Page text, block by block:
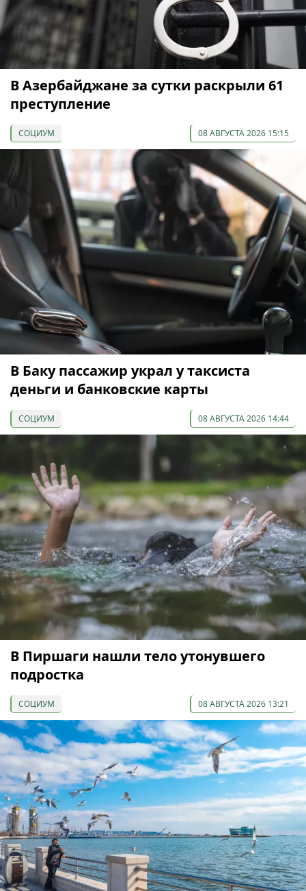
В Азербайджане за сутки раскрыли 61
преступление
СОЦИУМ 08 АВГУСТА 2026 15:15
В Баку пассажир украл у таксиста
деньги и банковские карты
СОЦИУМ 08 АВГУСТА 2026 14:44
В Пиршаги нашли тело утонувшего
подростка
СОЦИУМ 08 АВГУСТА 2026 13:21